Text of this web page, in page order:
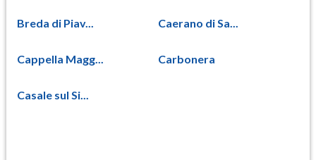
Breda di Piav... Caerano di Sa...
Cappella Magg... Carbonera
Casale sul Si...